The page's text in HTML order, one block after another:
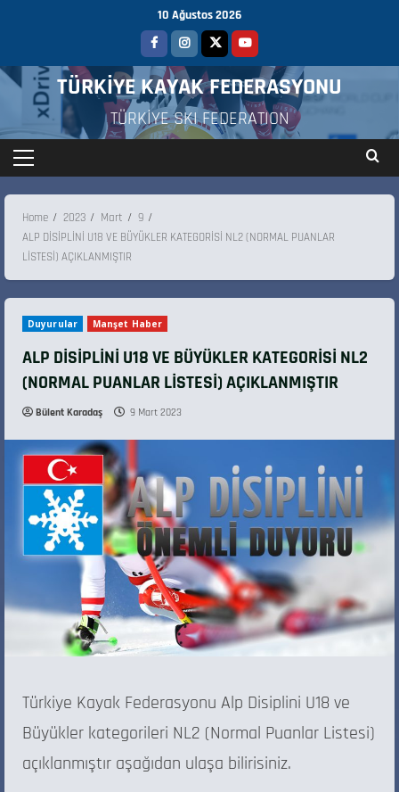
10 Ağustos 2026
TÜRKİYE KAYAK FEDERASYONU
TÜRKİYE SKI FEDERATION
Home 2023 Mart
9
ALP DİSİPLİNİ U18 VE BÜYÜKLER KATEGORİSİ NL2 (NORMAL PUANLAR
LİSTESİ) AÇIKLANMIŞTIR
Duyurular Manşet Haber
ALP DİSİPLİNİ U18 VE BÜYÜKLER KATEGORİSİ NL2
(NORMAL PUANLAR LİSTESİ) AÇIKLANMIŞTIR
Bülent Karadaş 9 Mart 2023
Türkiye Kayak Federasyonu Alp Disiplini U18 ve
Büyükler kategorileri NL2 (Normal Puanlar Listesi)
açıklanmıştır aşağıdan ulaşa bilirisiniz.